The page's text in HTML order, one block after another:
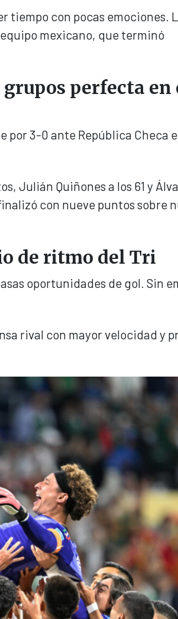
tiempo con pocas emociones.
mexicano, que terminó
perfecta en
3-0 ante República Checa
Julián Quiñones a los 61 y
con nueve puntos sobre
de ritmo del Tri
oportunidades de gol. Sin
rival con mayor velocidad y